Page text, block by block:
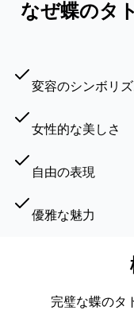
なぜ蝶のタ
変容のシンボリ
女性的な美しさ
自由の表現
優雅な魅力
完璧な蝶のタ